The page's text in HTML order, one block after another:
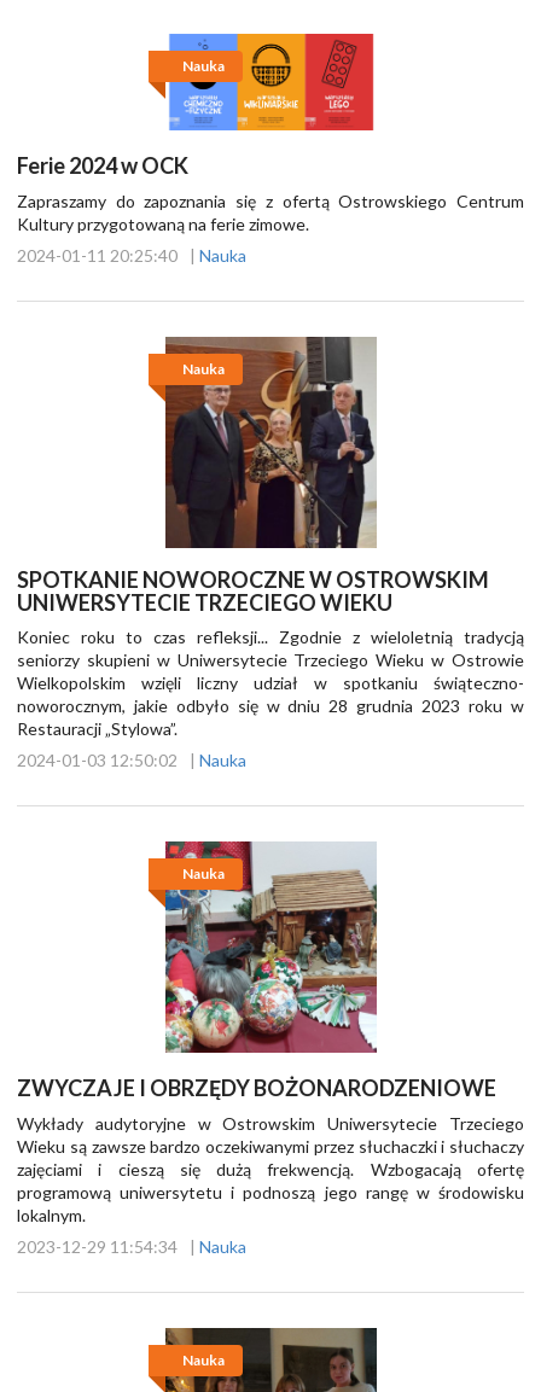
Nauka
Ferie 2024 w OCK
Zapraszamy do zapoznania się z ofertą Ostrowskiego Centrum
Kultury przygotowaną na ferie zimowe.
2024-01-11 20:25:40
| Nauka
Nauka
SPOTKANIE NOWOROCZNE W OSTROWSKIM
UNIWERSYTECIE TRZECIEGO WIEKU
Koniec roku to czas refleksji... Zgodnie z wieloletnią tradycją
seniorzy skupieni w Uniwersytecie Trzeciego Wieku w Ostrowie
Wielkopolskim wzięli liczny udział w spotkaniu świąteczno-
noworocznym, jakie odbyło się w dniu 28 grudnia 2023 roku w
Restauracji „Stylowa”.
2024-01-03 12:50:02
| Nauka
Nauka
ZWYCZAJE I OBRZĘDY BOŻONARODZENIOWE
Wykłady audytoryjne w Ostrowskim Uniwersytecie Trzeciego
Wieku są zawsze bardzo oczekiwanymi przez słuchaczki i słuchaczy
zajęciami i cieszą się dużą frekwencją. Wzbogacają ofertę
programową uniwersytetu i podnoszą jego rangę w środowisku
lokalnym.
2023-12-29 11:54:34
| Nauka
Nauka